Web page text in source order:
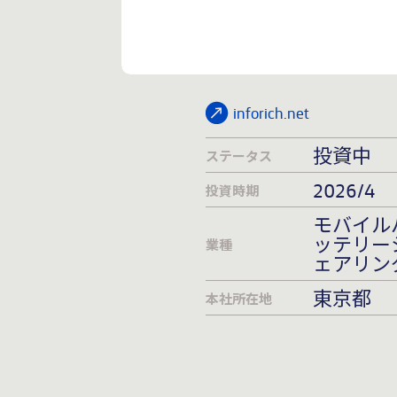
inforich.net
ステータス 投資中
投資時期 2026/4
業種
モバイル
ッテリー
ェアリン
本社所在地 東京都